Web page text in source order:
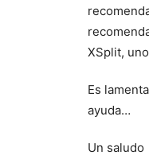
XSplit,
Es
ayuda…
Un saludo